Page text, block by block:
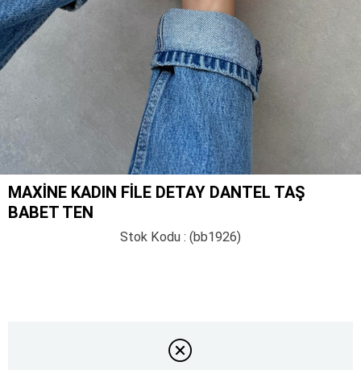
MAXINE KADIN FILE DETAY DANTEL TAŞ
BABET TEN
Stok Kodu (bb1926)